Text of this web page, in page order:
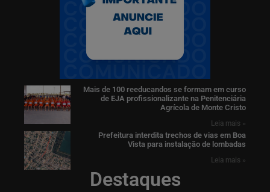
Destaques
Mais de 100 reeducandos se formam em curso
de EJA profissionalizante na Penitenciária
Agrícola de Monte Cristo
Leia mais »
Prefeitura interdita trechos de vias em Boa
Vista para instalação de lombadas
Leia mais »